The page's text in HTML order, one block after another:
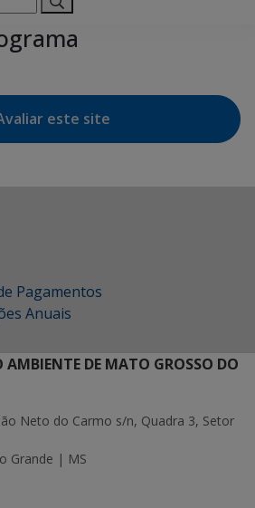
este site
Pagamentos
Anuais
DE MATO GROSSO DO
Neto do Carmo s/n, Quadra 3, Setor
Grande | MS